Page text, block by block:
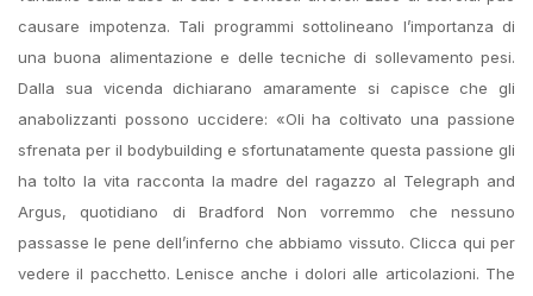
causare impotenza. Tali programmi sottolineano l’importanza di
una buona alimentazione e delle tecniche di sollevamento pesi.
Dalla sua vicenda dichiarano amaramente si capisce che gli
anabolizzanti possono uccidere: «Oli ha coltivato una passione
sfrenata per il bodybuilding e sfortunatamente questa passione gli
ha tolto la vita racconta la madre del ragazzo al Telegraph and
Argus, quotidiano di Bradford Non vorremmo che nessuno
passasse le pene dell’inferno che abbiamo vissuto. Clicca qui per
vedere il pacchetto. Lenisce anche i dolori alle articolazioni. The